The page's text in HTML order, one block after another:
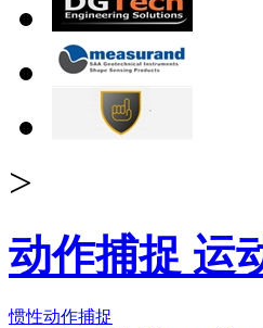
>
动作捕捉 运
惯性动作捕捉